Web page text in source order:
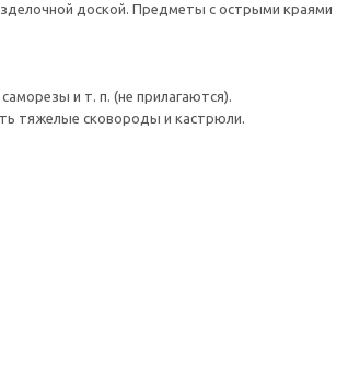
доской. Предметы с острыми краями
и т. п. (не прилагаются).
тяжелые сковороды и кастрюли.